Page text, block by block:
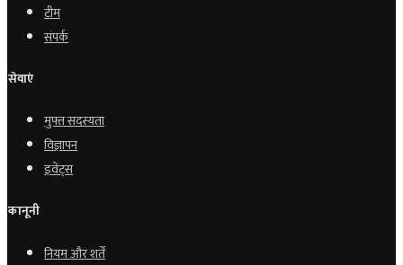
टीम
संपर्क
सेवाएं
मुफ्त सदस्यता
विज्ञापन
इवेंट्स
कानूनी
नियम और शर्तें